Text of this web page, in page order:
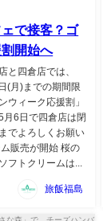
で接客？ゴ
開始へ
と四倉店では、
(月)までの期間限
ウィーク応援割」
月6日で四倉店は閉
でよろしくお願い
販売が開始 桜の
フトクリームは...
旅飯福島